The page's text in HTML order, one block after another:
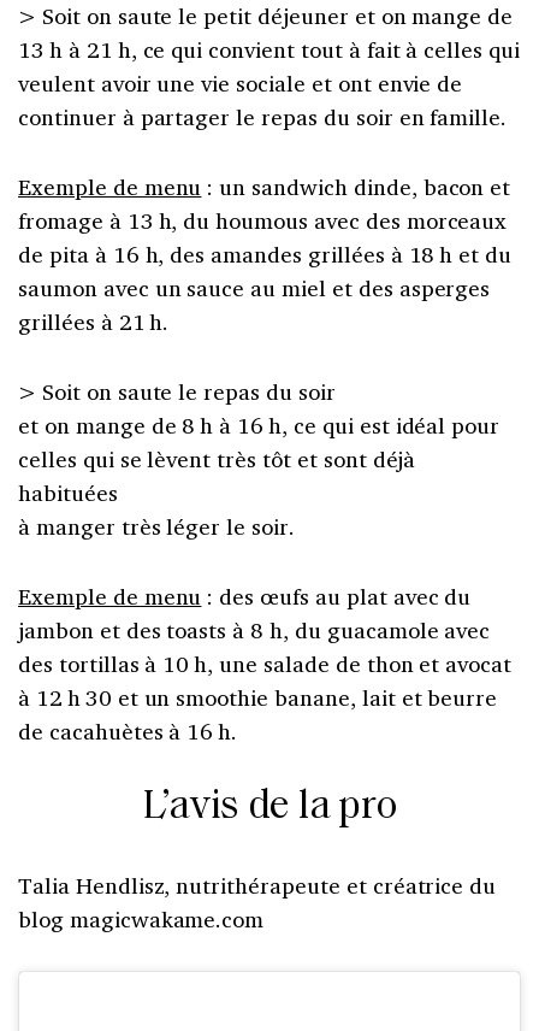
> Soit on saute le petit déjeuner et on mange de
13 h à 21 h, ce qui convient tout à fait à celles qui
veulent avoir une vie sociale et ont envie de
continuer à partager le repas du soir en famille.
Exemple de menu : un sandwich dinde, bacon et
fromage à 13 h, du houmous avec des morceaux
de pita à 16 h, des amandes grillées à 18 h et du
saumon avec un sauce au miel et des asperges
grillées à 21 h.
> Soit on saute le repas du soir
et on mange de 8 h à 16 h, ce qui est idéal pour
celles qui se lèvent très tôt et sont déjà
habituées
à manger très léger le soir.
Exemple de menu : des œufs au plat avec du
jambon et des toasts à 8 h, du guacamole avec
des tortillas à 10 h, une salade de thon et avocat
à 12 h 30 et un smoothie banane, lait et beurre
de cacahuètes à 16 h.
L’avis de la pro
Talia Hendlisz, nutrithérapeute et créatrice du
blog magicwakame.com